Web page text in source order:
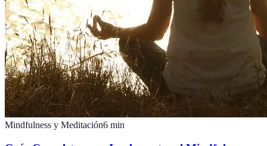
Mindfulness y Meditación6 min